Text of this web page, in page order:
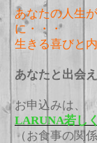
あなたの人生
に・・・
生きる喜びと
あなたと出会
お申込みは、
LARUNA若し
（お食事の関